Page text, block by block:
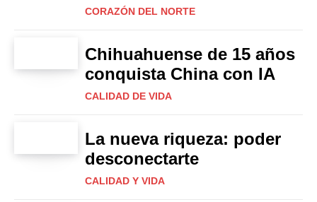
CORAZÓN DEL NORTE
Chihuahuense de 15 años
conquista China con IA
CALIDAD DE VIDA
La nueva riqueza: poder
desconectarte
CALIDAD Y VIDA